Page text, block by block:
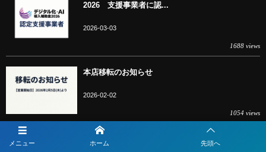
メニュー ホーム 先頭へ
2026 支援事業者に認...
2026-03-03
1688 views
本店移転のお知らせ
2026-02-02
1054 views
2026年度_冬季休業のお知らせ